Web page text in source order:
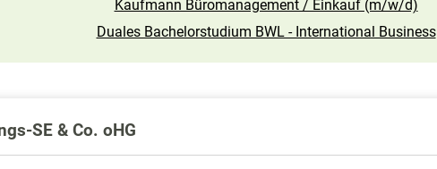
Kaufmann Büromanagement / Einkauf (m/w/d)
Duales Bachelorstudium BWL - International Business
SE & Co. oHG